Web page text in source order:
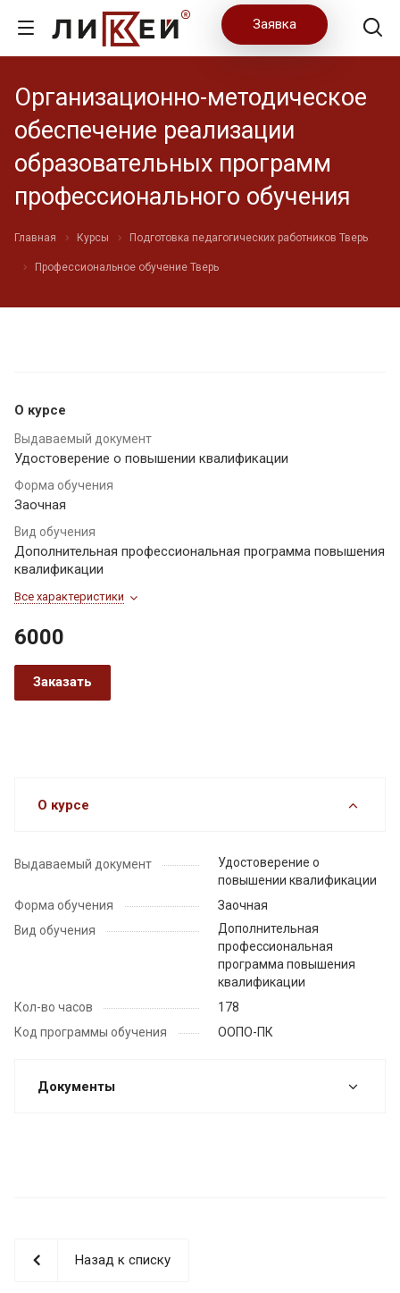
Заявка
Организационно-методическое
обеспечение реализации
образовательных программ
профессионального обучения
Главная Курсы Подготовка педагогических работников Тверь
Профессиональное обучение Тверь
О курсе
Выдаваемый документ
Удостоверение о повышении квалификации
Форма обучения
Заочная
Вид обучения
Дополнительная профессиональная программа повышения
квалификации
Все характеристики
6000
Заказать
О курсе
Выдаваемый документ
Удостоверение о
повышении квалификации
Форма обучения
Заочная
Вид обучения
Дополнительная
профессиональная
программа повышения
квалификации
Кол-во часов
178
Код программы обучения
ООПО-ПК
Документы
Назад к списку